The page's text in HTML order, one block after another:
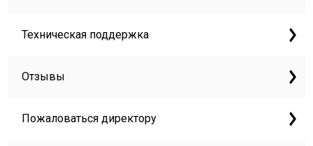
Техническая поддержка
Отзывы
Пожаловаться директору